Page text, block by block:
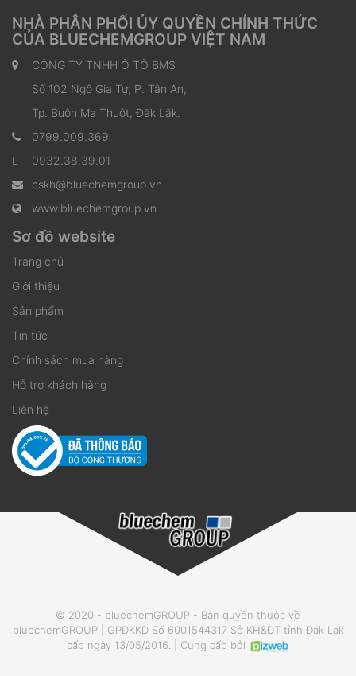
NHÀ PHÂN PHỐI ỦY QUYỀN CHÍNH THỨC
CỦA BLUECHEMGROUP VIỆT NAM
CÔNG TY TNHH Ô TÔ BMS
Số 102 Ngô Gia Tự, P. Tân An,
Tp. Buôn Ma Thuột, Đăk Lăk.
0799.009.369
0932.38.39.01
cskh@bluechemgroup.vn
www.bluechemgroup.vn
Sơ đồ website
Trang chủ
Giới thiệu
Sản phẩm
Tin tức
Chính sách mua hàng
Hỗ trợ khách hàng
Liên hệ
© 2020 - bluechemGROUP - Bản quyền thuộc về
bluechemGROUP | GPĐKKD Số 6001544317 Sở KH&ĐT tỉnh Đăk Lăk
cấp ngày 13/05/2016. | Cung cấp bởi